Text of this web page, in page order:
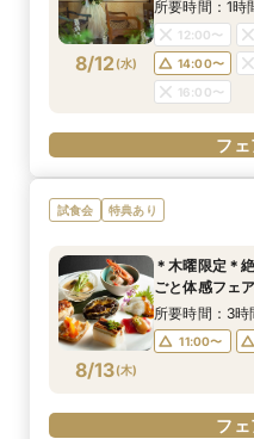
15:00〜
フェ
15:00〜
フェ
18:00〜
フェ
8/12(水)
所要時間：1時
12:00〜
14:00〜
16:00〜
フ
試食会 特典あり
8/13(木)
＊木曜限定＊
ごと体感フェ
所要時間：3時
11:00〜
フ